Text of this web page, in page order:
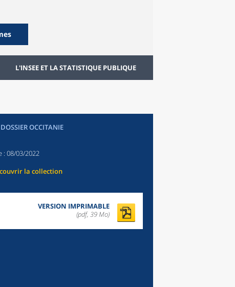
L'INSEE ET LA STATISTIQUE PUBLIQUE
OCCITANIE
: 08/03/2022
la collection
VERSION IMPRIMABLE
(pdf, 39 Mo)